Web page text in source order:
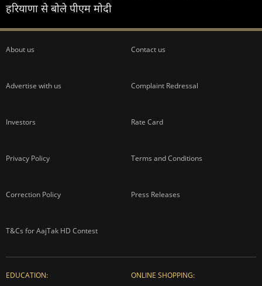
हरियाणा से बोले पीएम मोदी
About us Contact us
Advertise with us Complaint Redressal
Investors Rate Card
Privacy Policy Terms and Conditions
Correction Policy Press Releases
T&Cs for AajTak HD Contest
EDUCATION: ONLINE SHOPPING: